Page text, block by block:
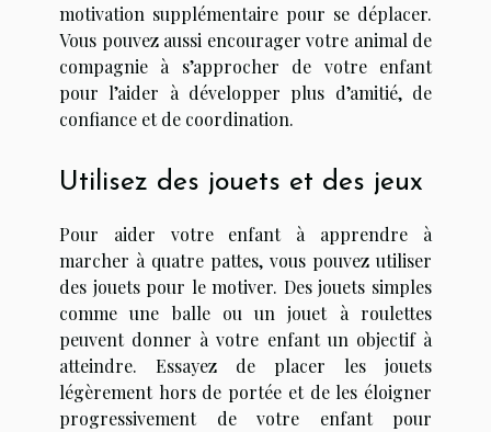
motivation supplémentaire pour se déplacer.
Vous pouvez aussi encourager votre animal de
compagnie à s’approcher de votre enfant
pour l’aider à développer plus d’amitié, de
confiance et de coordination.
Utilisez des jouets et des jeux
Pour aider votre enfant à apprendre à
marcher à quatre pattes, vous pouvez utiliser
des jouets pour le motiver. Des jouets simples
comme une balle ou un jouet à roulettes
peuvent donner à votre enfant un objectif à
atteindre. Essayez de placer les jouets
légèrement hors de portée et de les éloigner
progressivement de votre enfant pour